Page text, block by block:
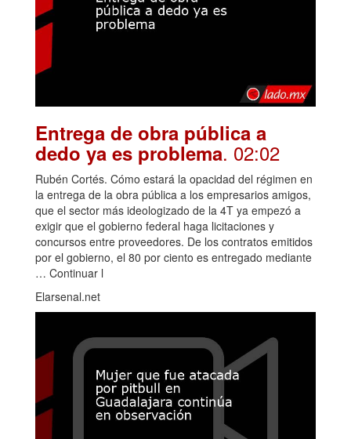
Entrega de obra pública a
dedo ya es problema. 02:02
Rubén Cortés. Cómo estará la opacidad del régimen en
la entrega de la obra pública a los empresarios amigos,
que el sector más ideologizado de la 4T ya empezó a
exigir que el gobierno federal haga licitaciones y
concursos entre proveedores. De los contratos emitidos
por el gobierno, el 80 por ciento es entregado mediante
… Continuar l
Elarsenal.net